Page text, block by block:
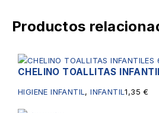
Productos
CHELINO TOALLITAS
HIGIENE INFANTIL ,INFANTIL1,35€